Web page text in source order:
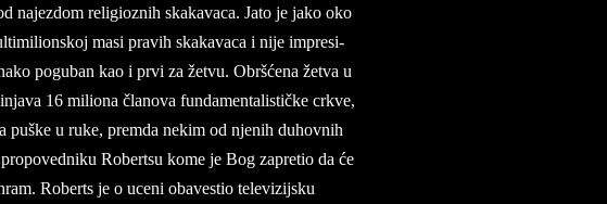
na­je­zdom re­li­gi­o­znih ska­ka­va­ca. Jato je jako oko
masi pra­vih ska­ka­va­ca i nije im­pre­si­
po­gu­ban kao i prvi za žetvu. Obršćena žetva u
16 mi­li­o­na čla­no­va fun­damen­ta­li­stičke cr­kve,
u ruke, prem­da ne­kim od nje­nih du­hov­nih
Ro­bert­su kome je Bog za­pre­tio da će
Ro­berts je o uce­ni oba­ve­stio te­le­vi­zij­sku